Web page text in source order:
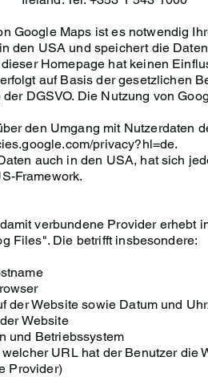
Google Maps ist es notwendig
den USA und speichert die
Homepage hat keinen
auf Basis der gesetzlichen
DGSVO. Die Nutzung von
den Umgang mit Nutzerdaten
privacy?hl=de.
auch in den USA, hat sich
Framework.
verbundene Provider erhebt
Files". Die betrifft insbesondere:
Website sowie Datum und
Website
Betriebssystem
URL hat der Benutzer die
Provider)